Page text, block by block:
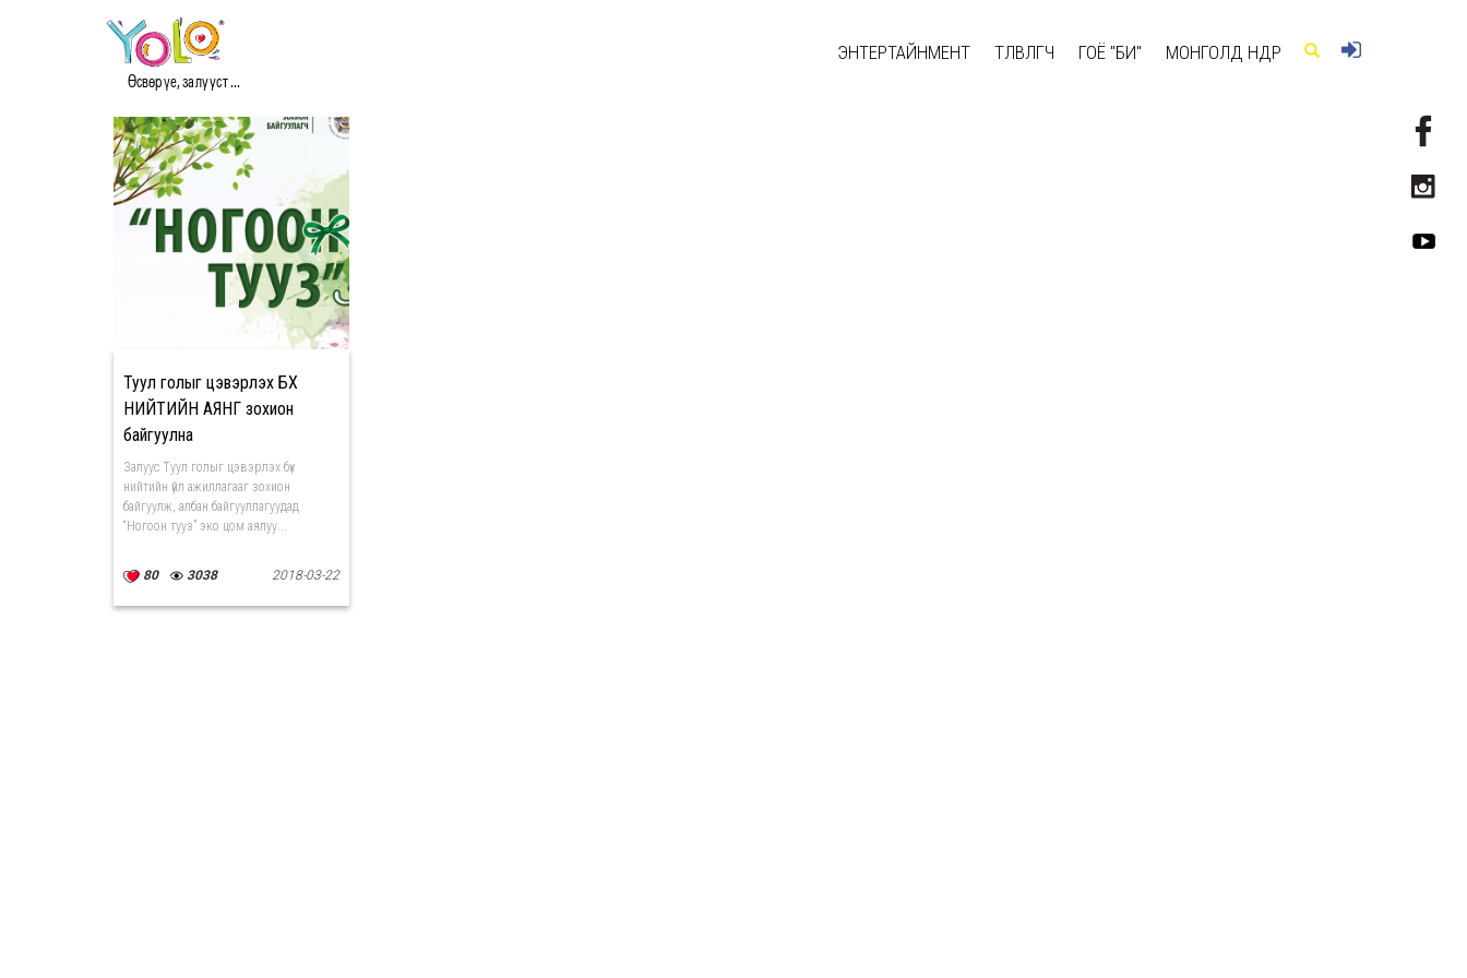
Өсвөр үе, залууст ...
ЭНТЕРТАЙНМЕНТ ТӨЛӨВЛӨГЧ ГОЁ "БИ" МОНГОЛД ӨНӨӨДӨР
#CLEAN МЭДЭЭ
Туул голыг цэвэрлэх БҮХ
НИЙТИЙН АЯНГ зохион
байгуулна
Залуус Туул голыг цэвэрлэх бүх
нийтийн үйл ажиллагааг зохион
байгуулж, албан байгууллагуудад
“Ногоон тууз” эко цом аялуу...
80 3038 2018-03-22